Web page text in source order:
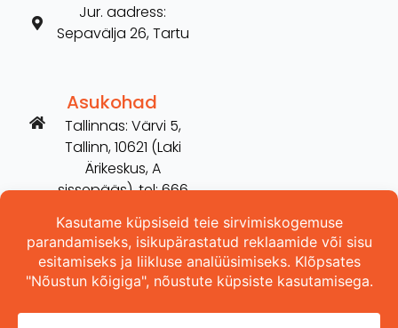
Jur. aadress:
Sepavälja 26, Tartu
Asukohad
Tallinnas: Värvi 5,
Tallinn, 10621 (Laki
Ärikeskus, A
sissepääs), tel: 666
Tartus: Võru 254,
Tartu, 50115 (vana
Hilarise maja), tel: